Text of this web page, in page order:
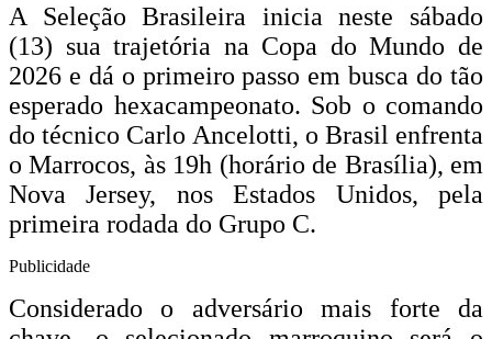
A Seleção Brasileira inicia neste sábado
(13) sua trajetória na Copa do Mundo de
2026 e dá o primeiro passo em busca do tão
esperado hexacampeonato. Sob o comando
do técnico Carlo Ancelotti, o Brasil enfrenta
o Marrocos, às 19h (horário de Brasília), em
Nova Jersey, nos Estados Unidos, pela
primeira rodada do Grupo C.
Publicidade
Considerado o adversário mais forte da